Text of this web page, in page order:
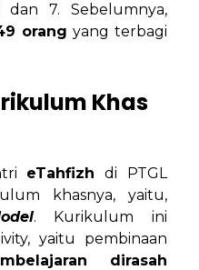
7. Sebelumnya,
orang yang terbagi
Khas
eTahfizh di PTGL
khasnya, yaitu,
. Kurikulum ini
yaitu pembinaan
dirasah